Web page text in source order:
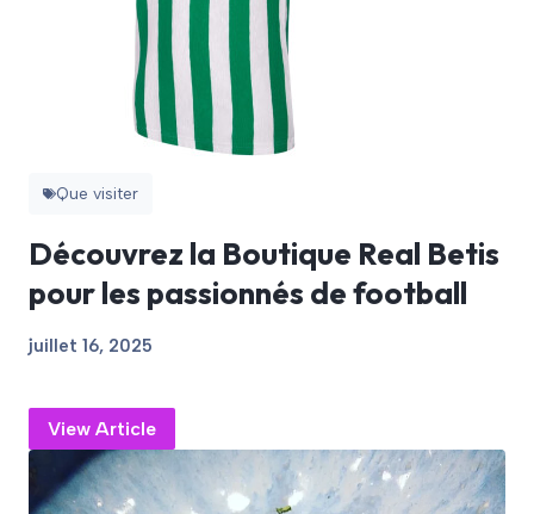
Que visiter
Découvrez la Boutique Real Betis
pour les passionnés de football
juillet 16, 2025
View Article